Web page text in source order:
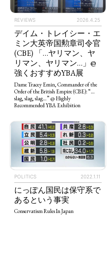
TAGS
REVIEWS 2026.4.25
デイム・トレイシー・エ
ミン大英帝国勲章司令官
(CBE) 「…ヤリマン、ヤ
リマン、ヤリマン…」@
強くおすすめYBA展
Dame Tracey Emin, Commander of the
Order of the British Empire (CBE): “…
slag, slag, slag…” @ Highly
Recommended YBA Exhibition
POLITICS 2022.1.11
にっぽん国民は保守系で
あるという事実
Conservatism Rules In Japan